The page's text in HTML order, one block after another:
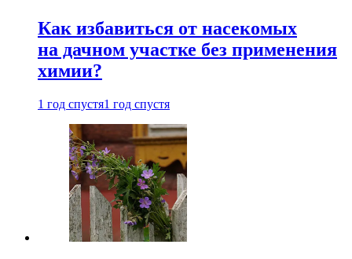
Как избавиться от насекомых
на дачном участке без применения
химии?
1 год спустя1 год спустя